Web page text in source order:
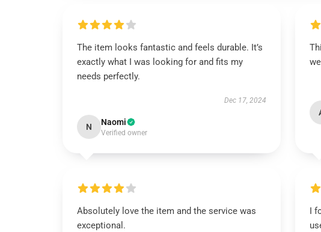
The item looks fantastic and feels durable. It’s
exactly what I was looking for and fits my
needs perfectly.
Dec 17, 2024
N Naomi
Verified owner
Absolutely love the item and the service was
exceptional.
I